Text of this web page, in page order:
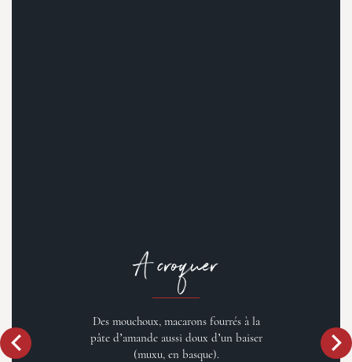
A croquer
Des mouchoux, macarons fourrés à la
pâte d’amande aussi doux d’un baiser
(muxu, en basque).